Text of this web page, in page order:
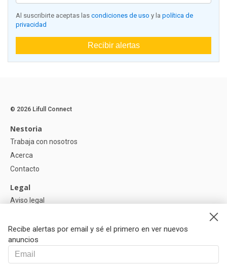
Al suscribirte aceptas las condiciones de uso y la política de
privacidad
Recibir alertas
Recibe alertas por email y sé el primero en ver nuevos
anuncios
© 2026 Lifull Connect
Nestoria
Trabaja con nosotros
Acerca
Contacto
Legal
Aviso legal
Política de Cookies
Ayuda
Preguntas